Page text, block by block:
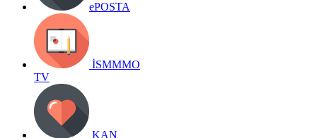
ePOSTA
İSMMMO
TV
KAN